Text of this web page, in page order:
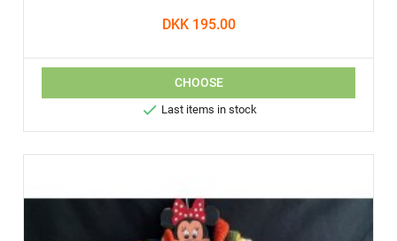
DKK 195.00
CHOOSE
 Last items in stock